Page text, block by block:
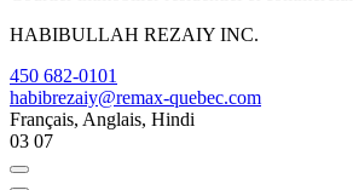
HABIBULLAH REZAIY INC.
450 682-0101
habibrezaiy@remax-quebec.com
Français, Anglais, Hindi
03 07